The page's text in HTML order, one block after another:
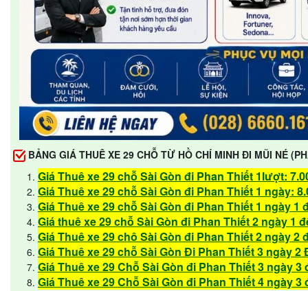
BẢNG GIÁ THUÊ XE 29 CHỖ TỪ HỒ CHÍ MINH ĐI MŨI NÉ
Giá Thuê xe 29 chỗ Sài Gòn đi Phan Thiết 1lượt:
Giá Thuê xe 29 chỗ Sài Gòn đi Phan Thiết 1 ngày:
Giá Thuê xe 29 chỗ Sài Gòn đi Phan Thiết 1 ngày 1
Giá thuê xe 29 chỗ Sài Gòn đi Phan Thiết 2 ngày 1
Giá Thuê xe 29 chô Sài Gòn đi Phan Thiết 2 ngày 2
Giá Thuê xe 29 chỗ Sài Gòn Đi Phan Thiết 3 ngày 2
Giá Thuê xe 29 Chỗ Sài Gòn đi Phan Thiết 3 ngày 3
Giá Thuê xe 29 Chỗ Sài Gòn đi Phan Thiết 4 ngày 3